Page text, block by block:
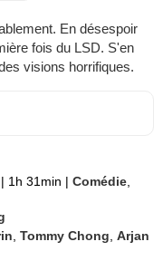
En désespoir
fois du LSD. S'en
visions horrifiques.
| 1h 31min | Comédie,
,Tommy Chong,Arjan